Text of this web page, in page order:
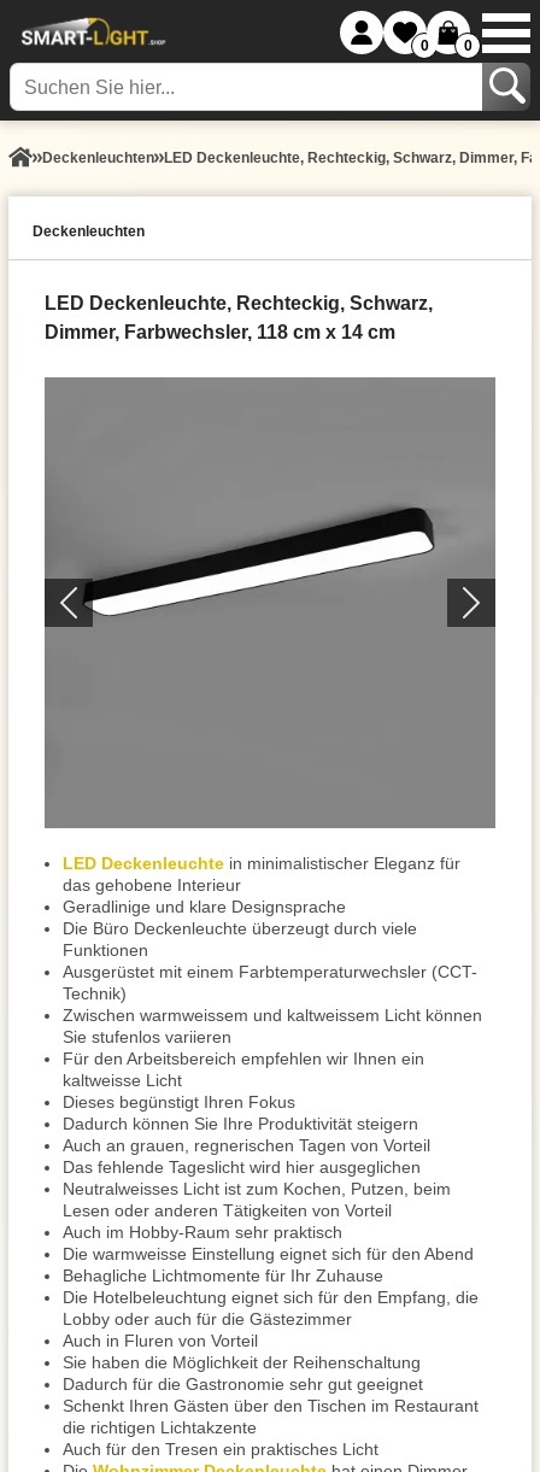
0 0
Decken­leuchten LED Deckenleuchte, Rechteckig, Schwarz, Dimmer,
Decken­leuchten
LED Deckenleuchte, Rechteckig, Schwarz,
Dimmer, Farbwechsler, 118 cm x 14 cm
LED Deckenleuchte in minimalistischer Eleganz für
das gehobene Interieur
Geradlinige und klare Designsprache
Die Büro Deckenleuchte überzeugt durch viele
Funktionen
Ausgerüstet mit einem Farbtemperaturwechsler (CCT-
Technik)
Zwischen warmweissem und kaltweissem Licht können
Sie stufenlos variieren
Für den Arbeitsbereich empfehlen wir Ihnen ein
kaltweisse Licht
Dieses begünstigt Ihren Fokus
Dadurch können Sie Ihre Produktivität steigern
Auch an grauen, regnerischen Tagen von Vorteil
Das fehlende Tageslicht wird hier ausgeglichen
Neutralweisses Licht ist zum Kochen, Putzen, beim
Lesen oder anderen Tätigkeiten von Vorteil
Auch im Hobby-Raum sehr praktisch
Die warmweisse Einstellung eignet sich für den Abend
Behagliche Lichtmomente für Ihr Zuhause
Die Hotelbeleuchtung eignet sich für den Empfang, die
Lobby oder auch für die Gästezimmer
Auch in Fluren von Vorteil
Sie haben die Möglichkeit der Reihenschaltung
Dadurch für die Gastronomie sehr gut geeignet
Schenkt Ihren Gästen über den Tischen im Restaurant
die richtigen Lichtakzente
Auch für den Tresen ein praktisches Licht